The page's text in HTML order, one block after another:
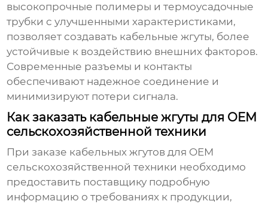
высокопрочные полимеры и термоусадочные
трубки с улучшенными характеристиками,
позволяет создавать кабельные жгуты, более
устойчивые к воздействию внешних факторов.
Современные разъемы и контакты
обеспечивают надежное соединение и
минимизируют потери сигнала.
Как заказать кабельные жгуты для OEM
сельскохозяйственной техники
При заказе кабельных жгутов для OEM
сельскохозяйственной техники необходимо
предоставить поставщику подробную
информацию о требованиях к продукции,